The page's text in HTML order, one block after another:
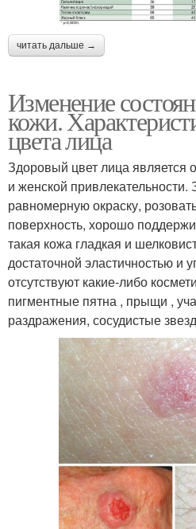
читать дальше →
Изменение
кожи.
цвета лица
Здоровый цвет лица является
и женской
равномерную окраску,
поверхность, хорошо
такая кожа гладкая и
достаточной эластичностью и
отсутствуют какие-либо
пигментные пятна , прыщи ,
раздражения, сосудистые